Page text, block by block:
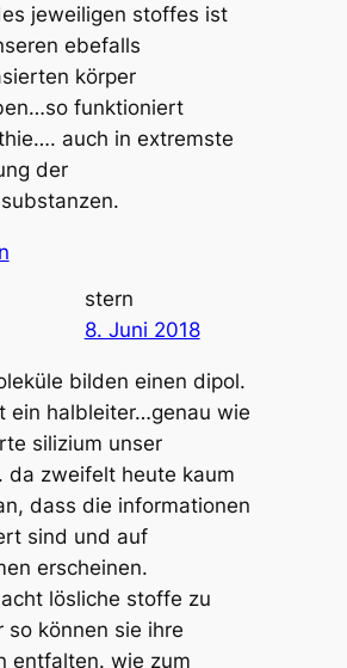
jeweiligen stoffes ist
ebefalls
körper
funktioniert
auch in extremste
der
stern
8. Juni 2018
bilden einen dipol.
ein halbleiter…genau wie
silizium unser
da zweifelt heute kaum
dass die informationen
sind und auf
erscheinen.
lösliche stoffe zu
so können sie ihre
entfalten. wie zum